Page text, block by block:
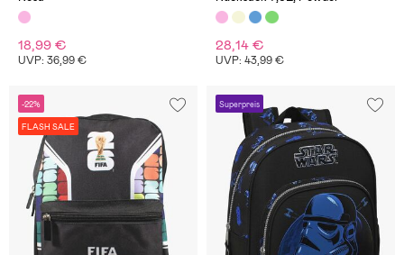
18,99 €
UVP: 36,99 €
28,14 €
UVP: 43,99 €
-22%
FLASH SALE
Superpreis